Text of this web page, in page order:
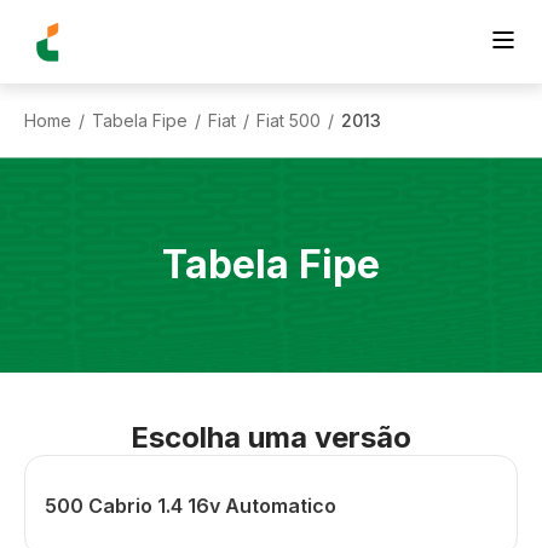
Home / Tabela Fipe / Fiat / Fiat 500 / 2013
Tabela Fipe
Escolha uma versão
500 Cabrio 1.4 16v Automatico